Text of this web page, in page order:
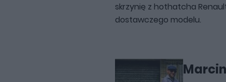
skrzynię z hothatcha
dostawczego modelu.